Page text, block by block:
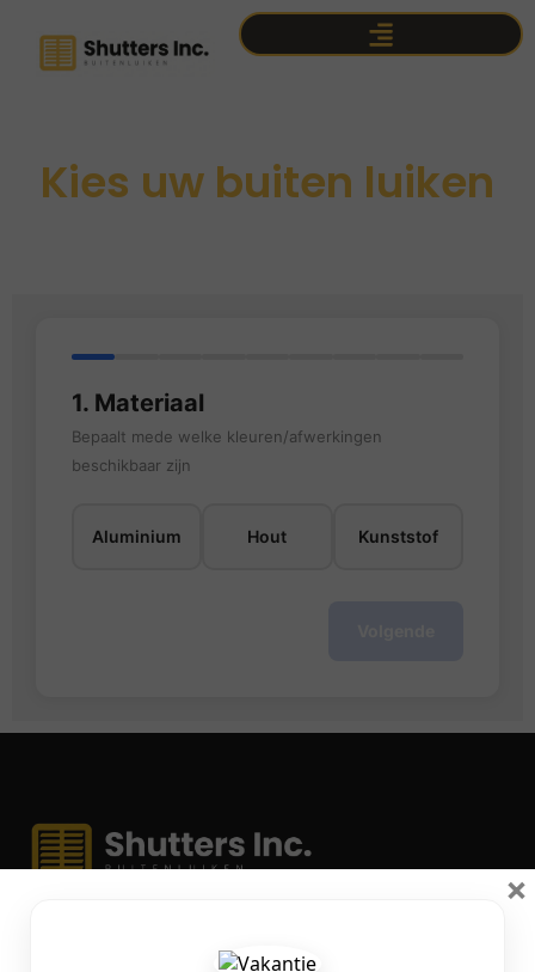
Kies uw buiten luiken
1. Materiaal
Bepaalt mede welke kleuren/afwerkingen
beschikbaar zijn
Aluminium Hout Kunststof
Bezoek onze showroom in Haaksbergen — al 20 jaar
×